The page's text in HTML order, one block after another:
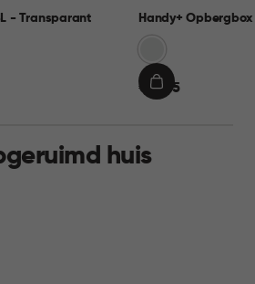
- Transparant Handy+
€€ 11,95
IN
huis